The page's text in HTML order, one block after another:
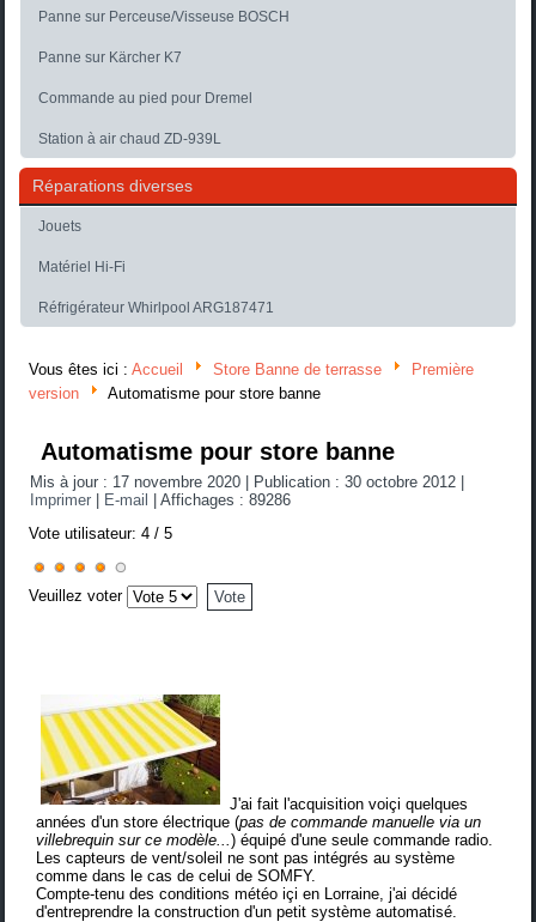
Panne sur Perceuse/Visseuse BOSCH
Panne sur Kärcher K7
Commande au pied pour Dremel
Station à air chaud ZD-939L
Réparations diverses
Jouets
Matériel Hi-Fi
Réfrigérateur Whirlpool ARG187471
Vous êtes ici :Accueil Store Banne de terrasse
Première
version
Automatisme pour store banne
Automatisme pour store banne
Mis à jour : 17 novembre 2020 Publication : 30 octobre 2012
Imprimer
E-mail |Affichages : 89286
Vote utilisateur:4 /5
Veuillez voter
J'ai fait l'acquisition voiçi quelques
années d'un store électrique (pas de commande manuelle via un
villebrequin sur ce modèle...) équipé d'une seule commande radio.
Les capteurs de vent/soleil ne sont pas intégrés au système
comme dans le cas de celui de SOMFY.
Compte-tenu des conditions météo içi en Lorraine, j'ai décidé
d'entreprendre la construction d'un petit système automatisé.